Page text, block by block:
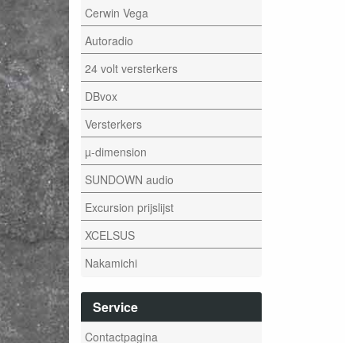
Cerwin Vega
Autoradio
24 volt versterkers
DBvox
Versterkers
µ-dimension
SUNDOWN audio
Excursion prijslijst
XCELSUS
Nakamichi
Service
Contactpagina